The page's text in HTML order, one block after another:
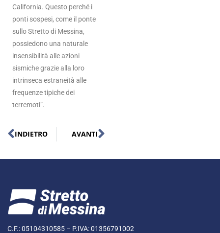
California. Questo perché i
ponti sospesi, come il ponte
sullo Stretto di Messina,
possiedono una naturale
insensibilità alle azioni
sismiche grazie alla loro
intrinseca estraneità alle
frequenze tipiche dei
terremoti”.
INDIETRO AVANTI
C.F.: 05104310585 – P.IVA: 01356791002